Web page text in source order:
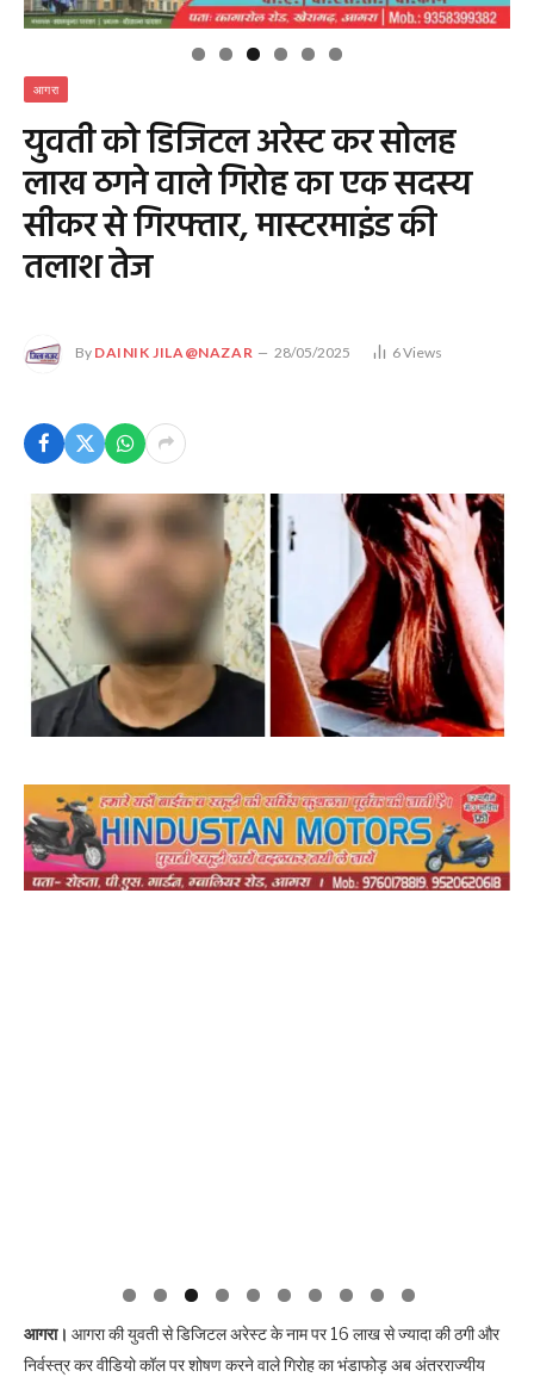
आगरा
युवती को डिजिटल अरेस्ट कर सोलह
लाख ठगने वाले गिरोह का एक सदस्य
सीकर से गिरफ्तार, मास्टरमाइंड की
तलाश तेज
By DAINIK JILA@NAZAR 28/05/2025 6Views
आगरा। आगरा की युवती से डिजिटल अरेस्ट के नाम पर 16 लाख से ज्यादा की ठगी और
निर्वस्त्र कर वीडियो कॉल पर शोषण करने वाले गिरोह का भंडाफोड़ अब अंतरराज्यीय